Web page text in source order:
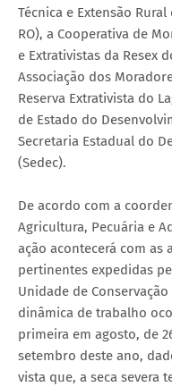
Técnica e Extensão
RO), a Cooperativa de
e Extrativistas da Resex
Associação dos
Reserva Extrativista do
de Estado do
Secretaria Estadual do
(Sedec).
De acordo com a
Agricultura, Pecuária e
ação acontecerá com as
pertinentes expedidas
Unidade de
dinâmica de trabalho
primeira em agosto, de
setembro deste ano,
vista que, a seca severa